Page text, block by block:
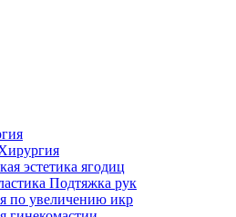
эстетика ягодиц
Подтяжка рук
по увеличению икр